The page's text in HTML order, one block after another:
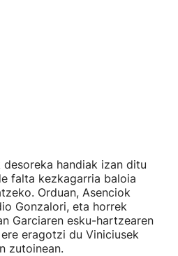
handiak izan ditu
falta kezkagarria baloia
Orduan, Asenciok
Gonzalori, eta horrek
Garciaren esku-hartzearen
eragotzi du Viniciusek
zutoinean.